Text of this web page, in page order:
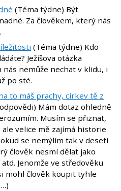
(Téma týdne) Být
Za člověkem, který nás
(Téma týdne) Kdo
Ježíšova otázka
nemůže nechat v klidu, i
po sté.
to máš prachy, církev tě z
Mám dotaz ohledně
Musím se přiznat,
velice mě zajímá historie
se nemýlím tak v deseti
člověk nesmí dělat jako
Jenomže ve středověku
mohl člověk koupit tyhle